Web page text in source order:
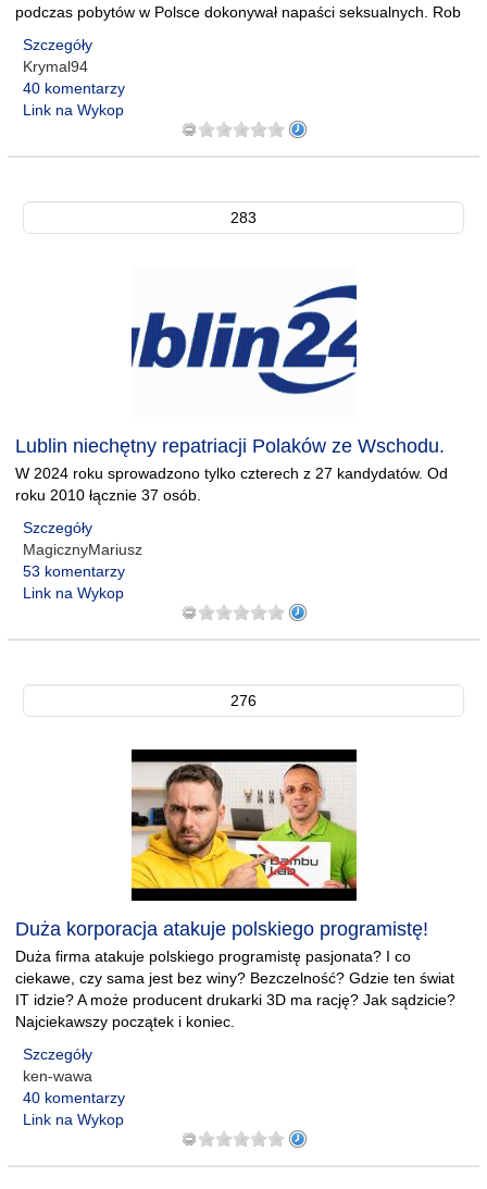
podczas pobytów w Polsce dokonywał napaści seksualnych. Rob
Szczegóły
Krymal94
40 komentarzy
Link na Wykop
283
Lublin niechętny repatriacji Polaków ze Wschodu.
W 2024 roku sprowadzono tylko czterech z 27 kandydatów. Od
roku 2010 łącznie 37 osób.
Szczegóły
MagicznyMariusz
53 komentarzy
Link na Wykop
276
Duża korporacja atakuje polskiego programistę!
Duża firma atakuje polskiego programistę pasjonata? I co
ciekawe, czy sama jest bez winy? Bezczelność? Gdzie ten świat
IT idzie? A może producent drukarki 3D ma rację? Jak sądzicie?
Najciekawszy początek i koniec.
Szczegóły
ken-wawa
40 komentarzy
Link na Wykop